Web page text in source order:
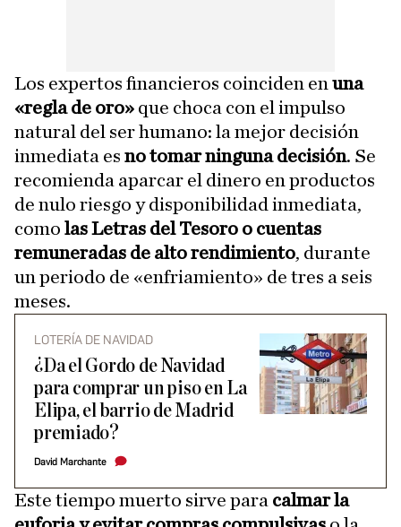
Los expertos financieros coinciden en una
«regla de oro» que choca con el impulso
natural del ser humano: la mejor decisión
inmediata es no tomar ninguna decisión. Se
recomienda aparcar el dinero en productos
de nulo riesgo y disponibilidad inmediata,
como las Letras del Tesoro o cuentas
remuneradas de alto rendimiento, durante
un periodo de «enfriamiento» de tres a seis
meses.
LOTERÍA DE NAVIDAD
¿Da el Gordo de Navidad
para comprar un piso en La
Elipa, el barrio de Madrid
premiado?
David Marchante
Este tiempo muerto sirve para calmar la